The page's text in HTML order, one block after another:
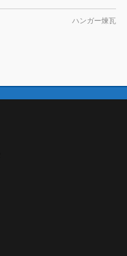
ハンガー煉瓦